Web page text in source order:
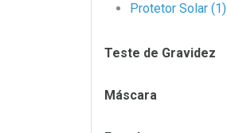
Protetor Solar (1)
Teste de Gravidez
Máscara